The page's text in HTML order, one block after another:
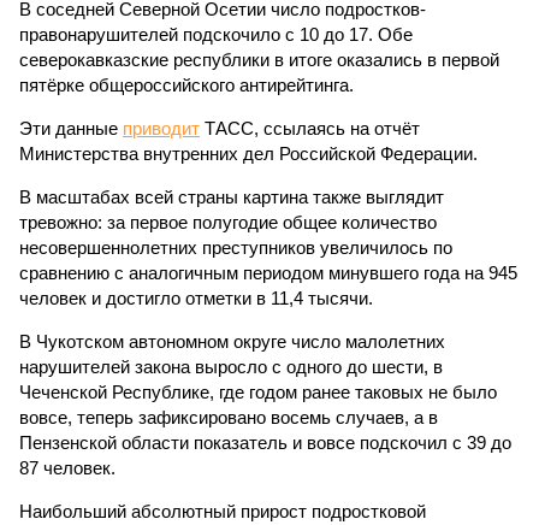
В соседней Северной Осетии число подростков-
правонарушителей подскочило с 10 до 17. Обе
северокавказские республики в итоге оказались в первой
пятёрке общероссийского антирейтинга.
Эти данные приводит ТАСС, ссылаясь на отчёт
Министерства внутренних дел Российской Федерации.
В масштабах всей страны картина также выглядит
тревожно: за первое полугодие общее количество
несовершеннолетних преступников увеличилось по
сравнению с аналогичным периодом минувшего года на 945
человек и достигло отметки в 11,4 тысячи.
В Чукотском автономном округе число малолетних
нарушителей закона выросло с одного до шести, в
Чеченской Республике, где годом ранее таковых не было
вовсе, теперь зафиксировано восемь случаев, а в
Пензенской области показатель и вовсе подскочил с 39 до
87 человек.
Наибольший абсолютный прирост подростковой